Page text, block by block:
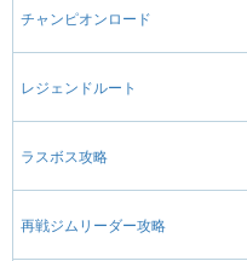
チャンピオンロード
レジェンドルート
ラスボス攻略
再戦ジムリーダー攻略